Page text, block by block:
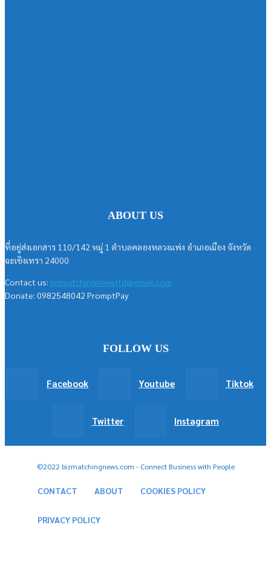
ABOUT US
ที่อยู่ส่งเอกสาร 110/142 หมู่ 1 ตำบลคลองหลวงแพ่ง อำเภอเมือง จังหวัด
ฉะเชิงเทรา 24000
Contact us: bizmatchingnewsltd@gmail.com
Donate: 0982548042 PromptPay
FOLLOW US
Facebook Youtube Tiktok
Twitter Instagram
©2022 bizmatchingnews.com - Connect Business with People
CONTACT ABOUT COOKIES POLICY
PRIVACY POLICY